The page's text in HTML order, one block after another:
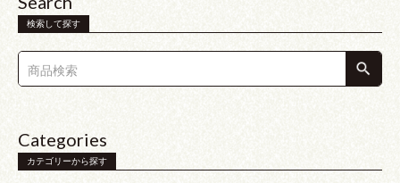
検索して探す
Categories
カテゴリーから探す